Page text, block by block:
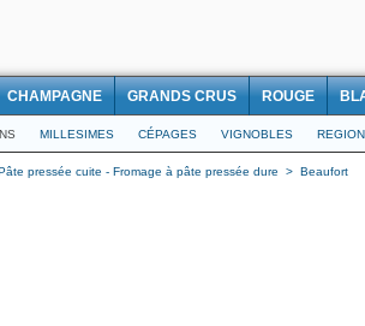
CHAMPAGNE GRANDS CRUS ROUGE
MILLESIMES CÉPAGES VIGNOBLES
pressée cuite - Fromage à pâte pressée dure > Beaufort